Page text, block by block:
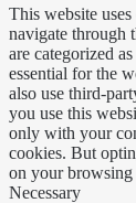
This website
navigate through
are categorized
essential for the
also use third-
you use this
only with your
cookies. But
on your browsing
Necessary